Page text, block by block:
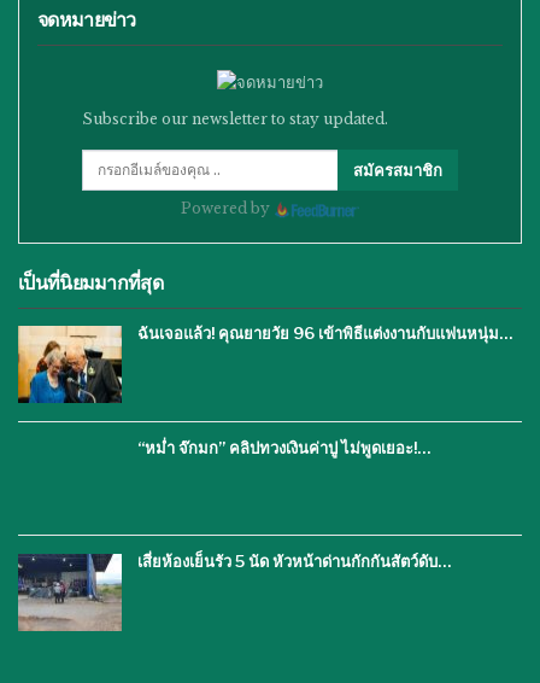
จดหมายข่าว
Subscribe our newsletter to stay updated.
สมัครสมาชิก
Powered by
เป็นที่นิยมมากที่สุด
ฉันเจอแล้ว! คุณยายวัย 96 เข้าพิธีแต่งงานกับแฟนหนุ่ม…
“หม่ำ จ๊กมก” คลิปทวงเงินค่าปู ไม่พูดเยอะ!…
เสี่ยห้องเย็นรัว 5 นัด หัวหน้าด่านกักกันสัตว์ดับ…